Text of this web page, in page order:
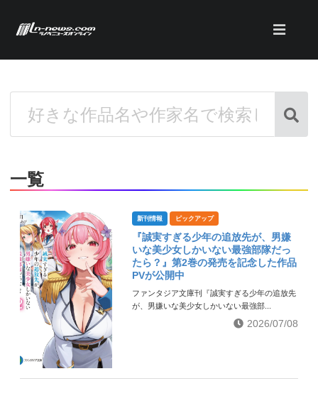
一覧
新刊情報 ピックアップ
『誠実すぎる少年の追放先が、男嫌
いな美少女しかいない最強部隊だっ
たら？』第2巻の発売を記念した作品
PVが公開中
ファンタジア文庫刊『誠実すぎる少年の追放先
が、男嫌いな美少女しかいない最強部...
2026/07/08